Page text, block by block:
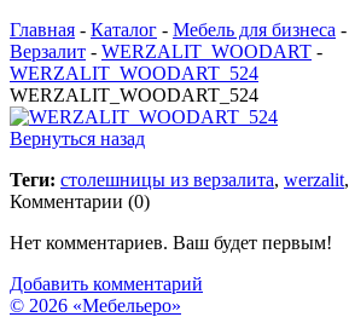
Главная - Каталог - Мебель для бизнеса -
Верзалит - WERZALIT_WOODART -
WERZALIT_WOODART_524
WERZALIT_WOODART_524
Вернуться назад
Теги: столешницы из верзалита, werzalit,
Комментарии (0)
Нет комментариев. Ваш будет первым!
Добавить комментарий
© 2026 «Мебельеро»